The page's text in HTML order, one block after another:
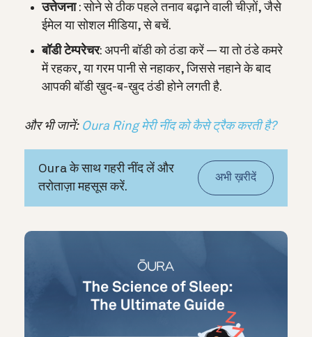
उत्तेजना: सोने से ठीक पहले तनाव बढ़ाने वाली चीज़ों, जैसे
ईमेल या सोशल मीडिया, से बचें.
बॉडी टेम्परेचर: अपनी बॉडी को ठंडा करें — या तो ठंडे कमरे
में रहकर, या गरम पानी से नहाकर, जिससे नहाने के बाद
आपकी बॉडी ख़ुद-ब-ख़ुद ठंडी होने लगती है.
और भी जानें: Oura Ring मेरी नींद को कैसे ट्रैक करती है?
Oura के साथ गहरी नींद लें और
तरोताज़ा महसूस करें.
अभी ख़रीदें